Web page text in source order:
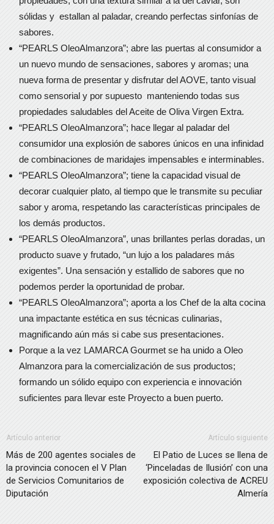
sólidas y estallan al paladar, creando perfectas sinfonías de
sabores.
“PEARLS OleoAlmanzora”; abre las puertas al consumidor a
un nuevo mundo de sensaciones, sabores y aromas; una
nueva forma de presentar y disfrutar del AOVE, tanto visual
como sensorial y por supuesto manteniendo todas sus
propiedades saludables del Aceite de Oliva Virgen Extra.
“PEARLS OleoAlmanzora”; hace llegar al paladar del
consumidor una explosión de sabores únicos en una infinidad
de combinaciones de maridajes impensables e interminables.
“PEARLS OleoAlmanzora”; tiene la capacidad visual de
decorar cualquier plato, al tiempo que le transmite su peculiar
sabor y aroma, respetando las características principales de
los demás productos.
“PEARLS OleoAlmanzora”, unas brillantes perlas doradas, un
producto suave y frutado, “un lujo a los paladares más
exigentes”. Una sensación y estallido de sabores que no
podemos perder la oportunidad de probar.
“PEARLS OleoAlmanzora”; aporta a los Chef de la alta cocina
una impactante estética en sus técnicas culinarias,
magnificando aún más si cabe sus presentaciones.
Porque a la vez LAMARCA Gourmet se ha unido a Oleo
Almanzora para la comercialización de sus productos;
formando un sólido equipo con experiencia e innovación
suficientes para llevar este Proyecto a buen puerto.
Artículo anterior
Más de 200 agentes sociales de
la provincia conocen el V Plan
de Servicios Comunitarios de
Diputación
Artículo siguiente
El Patio de Luces se llena de
‘Pinceladas de Ilusión’ con una
exposición colectiva de ACREU
Almería